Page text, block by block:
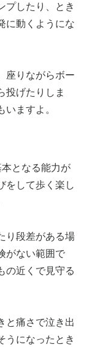
プしたり、とき
に動くようにな
座りながらボー
投げたりしま
ますよ。
となる能力が
をして歩く楽し
り段差がある場
がない範囲で
の近くで見守る
と痛さで泣き出
うになったとき